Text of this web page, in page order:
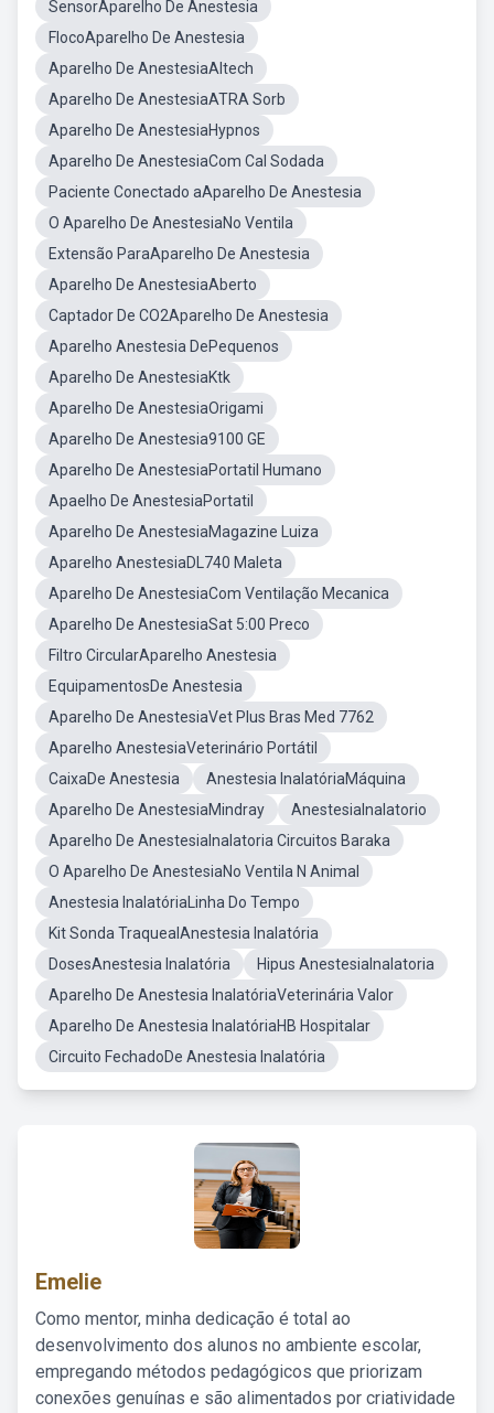
SensorAparelho De Anestesia
FlocoAparelho De Anestesia
Aparelho De AnestesiaAltech
Aparelho De AnestesiaATRA Sorb
Aparelho De AnestesiaHypnos
Aparelho De AnestesiaCom Cal Sodada
Paciente Conectado aAparelho De Anestesia
O Aparelho De AnestesiaNo Ventila
Extensão ParaAparelho De Anestesia
Aparelho De AnestesiaAberto
Captador De CO2Aparelho De Anestesia
Aparelho Anestesia DePequenos
Aparelho De AnestesiaKtk
Aparelho De AnestesiaOrigami
Aparelho De Anestesia9100 GE
Aparelho De AnestesiaPortatil Humano
Apaelho De AnestesiaPortatil
Aparelho De AnestesiaMagazine Luiza
Aparelho AnestesiaDL740 Maleta
Aparelho De AnestesiaCom Ventilação Mecanica
Aparelho De AnestesiaSat 5:00 Preco
Filtro CircularAparelho Anestesia
EquipamentosDe Anestesia
Aparelho De AnestesiaVet Plus Bras Med 7762
Aparelho AnestesiaVeterinário Portátil
CaixaDe Anestesia
Anestesia InalatóriaMáquina
Aparelho De AnestesiaMindray
AnestesiaInalatorio
Aparelho De AnestesiaInalatoria Circuitos Baraka
O Aparelho De AnestesiaNo Ventila N Animal
Anestesia InalatóriaLinha Do Tempo
Kit Sonda TraquealAnestesia Inalatória
DosesAnestesia Inalatória
Hipus AnestesiaInalatoria
Aparelho De Anestesia InalatóriaVeterinária Valor
Aparelho De Anestesia InalatóriaHB Hospitalar
Circuito FechadoDe Anestesia Inalatória
Emelie
Como mentor, minha dedicação é total ao
desenvolvimento dos alunos no ambiente escolar,
empregando métodos pedagógicos que priorizam
conexões genuínas e são alimentados por criatividade